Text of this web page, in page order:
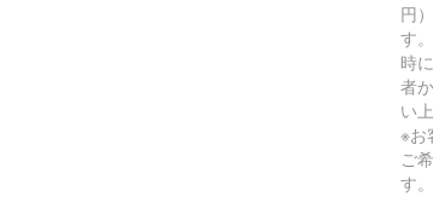
円
す
時
者
い
※お
ご
す。